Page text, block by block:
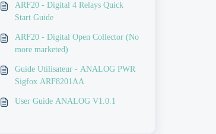
ARF20 - Digital 4 Relays Quick
Start Guide
ARF20 - Digital Open Collector (No
more marketed)
Guide Utilisateur - ANALOG PWR
Sigfox ARF8201AA
User Guide ANALOG V1.0.1